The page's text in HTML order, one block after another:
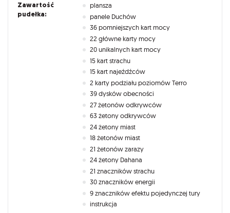
Zawartość
pudełka:
plansza
panele Duchów
36 pomniejszych kart mocy
22 główne karty mocy
20 unikalnych kart mocy
15 kart strachu
15 kart najeźdźców
2 karty podziału poziomów Terro
39 dysków obecności
27 żetonów odkrywców
63 żetony odkrywców
24 żetony miast
18 żetonów miast
21 żetonów zarazy
24 żetony Dahana
21 znaczników strachu
30 znaczników energii
9 znaczników efektu pojedynczej tury
instrukcja